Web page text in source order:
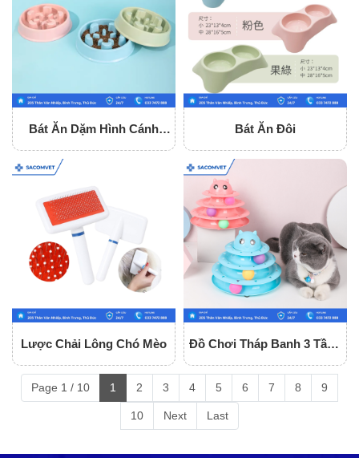
Bát Ăn Dặm Hình Cánh
Bát Ăn Đôi
Lược Chải Lông Chó Mèo
Đồ Chơi Tháp Banh 3 Tầng
Page 1 / 10 1 2 3 4 5 6 7 8 9
10 Next Last